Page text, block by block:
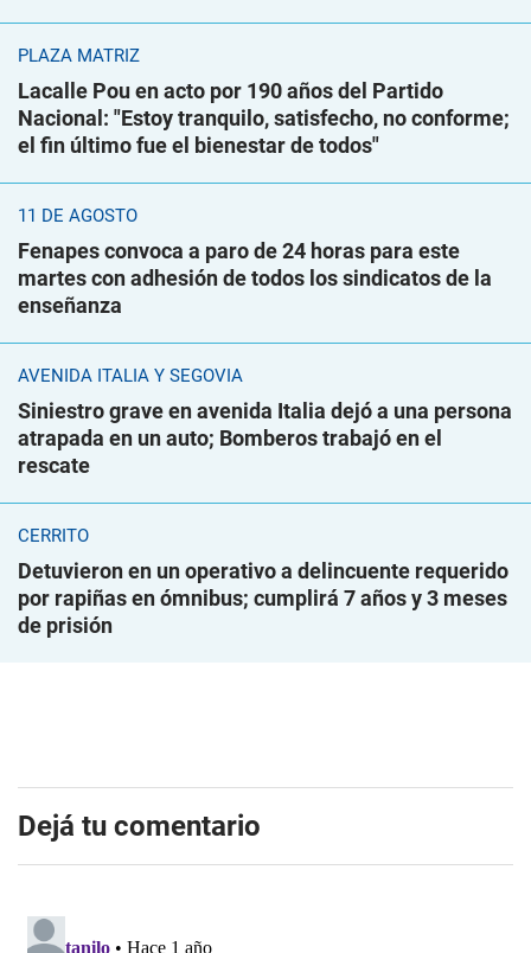
PLAZA MATRIZ
Lacalle Pou en acto por 190 años del Partido
Nacional: "Estoy tranquilo, satisfecho, no conforme;
el fin último fue el bienestar de todos"
11 DE AGOSTO
Fenapes convoca a paro de 24 horas para este
martes con adhesión de todos los sindicatos de la
enseñanza
AVENIDA ITALIA Y SEGOVIA
Siniestro grave en avenida Italia dejó a una persona
atrapada en un auto; Bomberos trabajó en el
rescate
CERRITO
Detuvieron en un operativo a delincuente requerido
por rapiñas en ómnibus; cumplirá 7 años y 3 meses
de prisión
Dejá tu comentario